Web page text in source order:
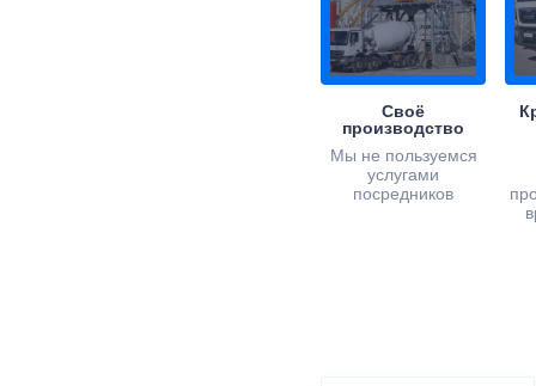
Своё
производство
Мы не пользуемся
услугами
посредников